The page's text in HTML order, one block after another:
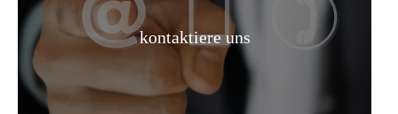
Flüssige 68% Rohstoffe Salpetersäure
kontaktiere uns